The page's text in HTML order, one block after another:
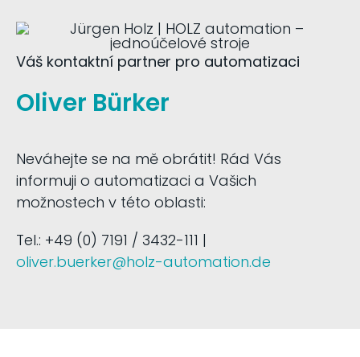
Váš kontaktní partner pro automatizaci
Oliver Bürker
Neváhejte se na mě obrátit! Rád Vás
informuji o automatizaci a Vašich
možnostech v této oblasti:
Tel.: +49 (0) 7191 / 3432-111 |
oliver.buerker@holz-automation.de